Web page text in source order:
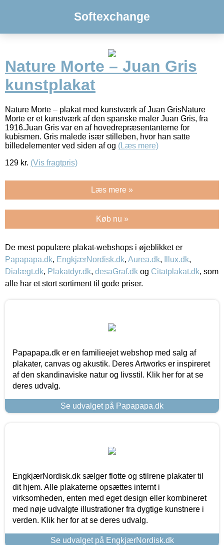
Softexchange
Nature Morte – Juan Gris
kunstplakat
Nature Morte – plakat med kunstværk af Juan GrisNature
Morte er et kunstværk af den spanske maler Juan Gris, fra
1916.Juan Gris var en af hovedrepræsentanterne for
kubismen. Gris malede især stilleben, hvor han satte
billedelementer ved siden af og (Læs mere)
129 kr. (Vis fragtpris)
Læs mere »
Køb nu »
De mest populære plakat-webshops i øjeblikket er
Papapapa.dk, EngkjærNordisk.dk, Aurea.dk, Illux.dk,
Dialægt.dk, Plakatdyr.dk, desaGraf.dk og Citatplakat.dk, som
alle har et stort sortiment til gode priser.
Papapapa.dk er en familieejet webshop med salg af
plakater, canvas og akustik. Deres Artworks er inspireret
af den skandinaviske natur og livsstil. Klik her for at se
deres udvalg.
Se udvalget på Papapapa.dk
EngkjærNordisk.dk sælger flotte og stilrene plakater til
dit hjem. Alle plakaterne opsættes internt i
virksomheden, enten med eget design eller kombineret
med nøje udvalgte illustrationer fra dygtige kunstnere i
verden. Klik her for at se deres udvalg.
Se udvalget på EngkjærNordisk.dk